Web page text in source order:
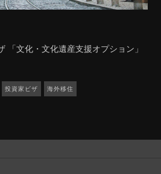
「文化・文化遺産支援オプション」
投資家ビザ 海外移住